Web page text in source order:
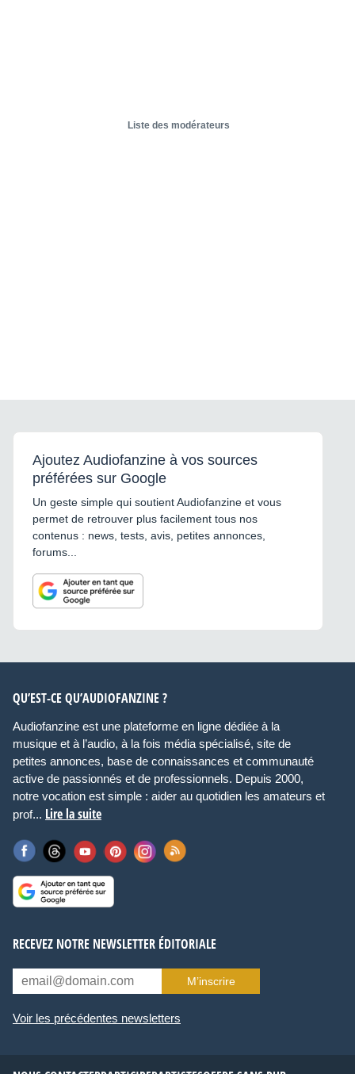
Liste des modérateurs
Ajoutez Audiofanzine à vos sources
préférées sur Google
Un geste simple qui soutient Audiofanzine et vous
permet de retrouver plus facilement tous nos
contenus : news, tests, avis, petites annonces,
forums...
QU’EST-CE QU’AUDIOFANZINE ?
Audiofanzine est une plateforme en ligne dédiée à la
musique et à l’audio, à la fois média spécialisé, site de
petites annonces, base de connaissances et communauté
active de passionnés et de professionnels. Depuis 2000,
notre vocation est simple : aider au quotidien les amateurs et
prof... Lire la suite
RECEVEZ NOTRE NEWSLETTER ÉDITORIALE
M’inscrire
Voir les précédentes newsletters